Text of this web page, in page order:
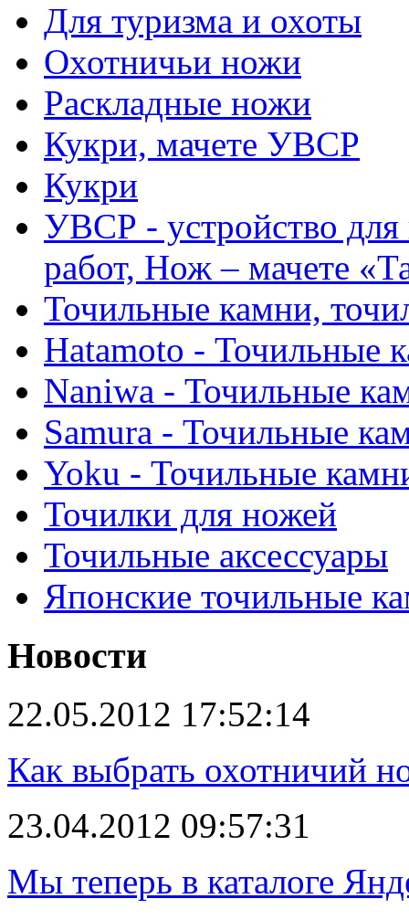
Для туризма и охоты
Охотничьи ножи
Раскладные ножи
Кукри, мачете УВСР
Кукри
УВСР - устройство для
работ, Нож – мачете
Точильные камни,
Hatamoto - Точильные
Naniwa - Точильные
Samura - Точильные
Yoku - Точильные
Точилки для ножей
Точильные аксессуары
Японские точильные
Новости
22.05.2012 17:52:14
Как выбрать охотничий
23.04.2012 09:57:31
Мы теперь в каталоге